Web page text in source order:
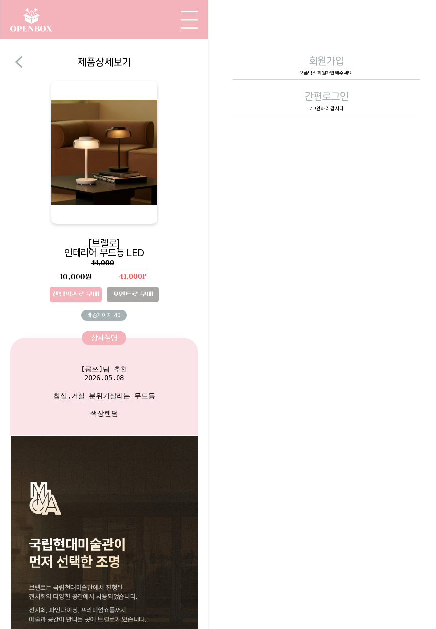
회원가입
오픈박스 회원가입해주세요.
간편로그인
로그인하러 갑시다.
제품상세보기
[브렐로]
인테리어 무드등 LED
44,000
10,000원
랜덤박스로 구매
44,000P
포인트로 구매
배송게이지 40
상세설명
[쿵쓰]님 추천
2026.05.08
침실,거실 분위기살리는 무드등
색상랜덤